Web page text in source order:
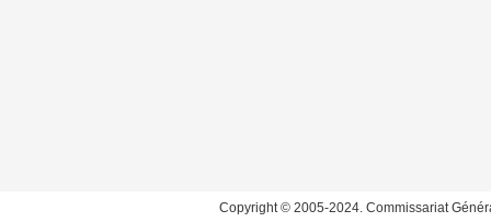
Copyright © 2005-2024. Commissariat